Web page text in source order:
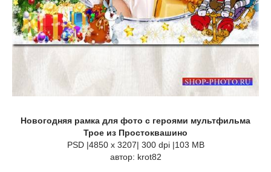
Новогодняя рамка для фото с героями мультфильма
Трое из Простоквашино
PSD |4850 x 3207| 300 dpi |103 MB
автор: krot82